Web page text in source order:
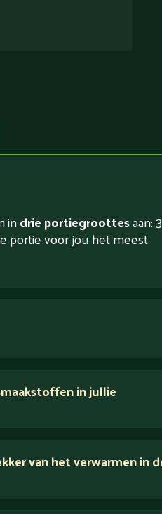
indrie portiegroottesaan:
portie voor jou het meest
in jullie
van het verwarmen in